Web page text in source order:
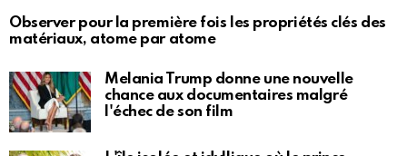
Observer pour la première fois les propriétés clés des
matériaux, atome par atome
Melania Trump donne une nouvelle
chance aux documentaires malgré
l'échec de son film